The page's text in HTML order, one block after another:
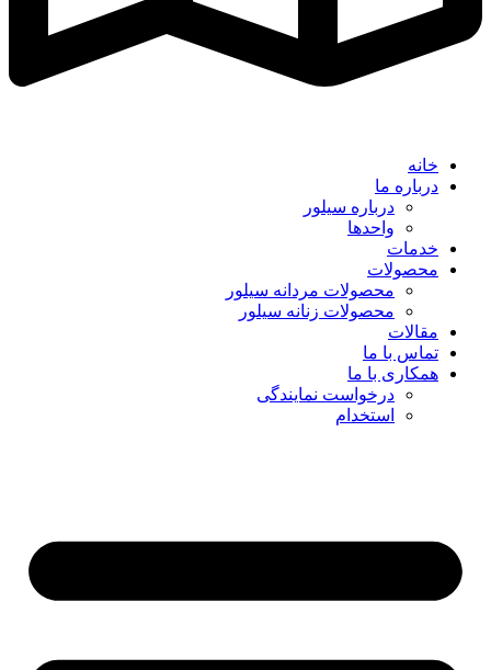
خانه
درباره ما
درباره سیلور
واحدها
خدمات
محصولات
محصولات مردانه سیلور
محصولات زنانه سیلور
مقالات
تماس با ما
همکاری با ما
درخواست نمایندگی
استخدام